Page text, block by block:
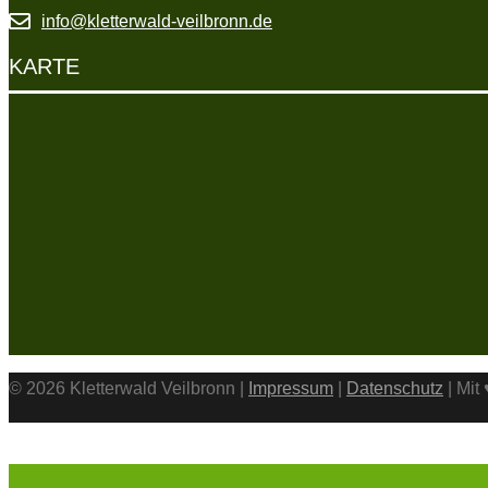
info@kletterwald-veilbronn.de
KARTE
© 2026 Kletterwald Veilbronn | Impressum Datenschutz | Mit